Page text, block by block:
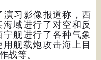
演习影像报道称，西
域进行了对空和反
舰进行了各种气象
舰载炮攻击海上目
作战等。